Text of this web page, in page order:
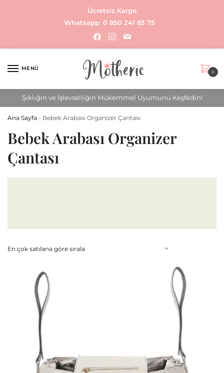
Ücretsiz Kargo
Whatsapp: 0 850 241 83 75
facebookinstagram
mail
MENÜ
0
Şıklığın ve İşlevselliğin Mükemmel Uyumunu Keşfedin!
Ana Sayfa - Bebek Arabası Organizer Çantası
Bebek Arabası Organizer
Çantası